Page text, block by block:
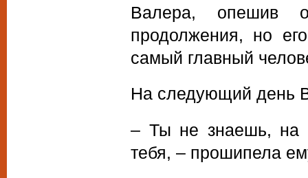
Валера, опешив
продолжения, но
самый главный
На следующий день
– Ты не знаешь, на
тебя, – прошипела